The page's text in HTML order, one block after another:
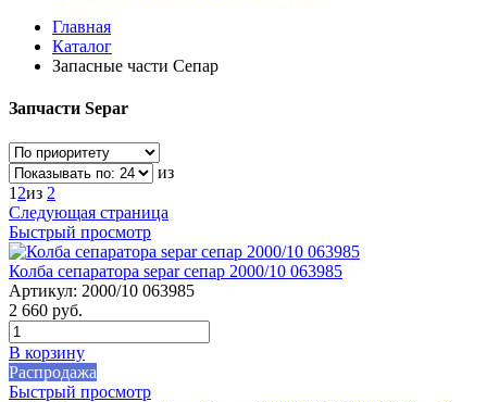
Главная
Каталог
Запасные части Сепар
Запчасти Separ
из
1 2из 2
Следующая страница
Быстрый просмотр
Колба сепаратора separ сепар 2000/10 063985
Артикул: 2000/10 063985
2 660 руб.
В корзину
Распродажа
Быстрый просмотр